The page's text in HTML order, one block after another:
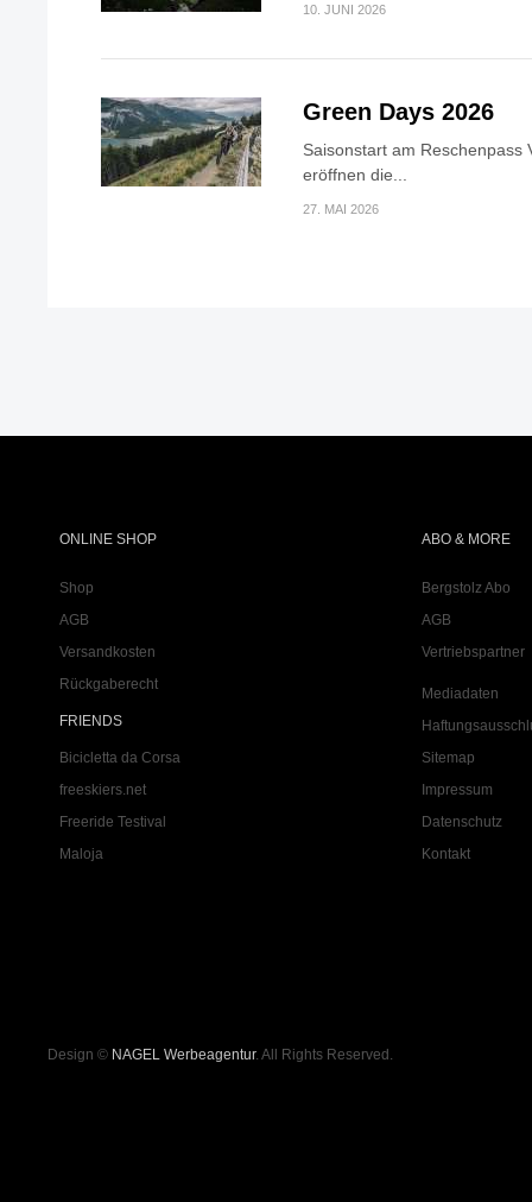
10. JUNI 2026
Green Days 2026
Saisonstart am Reschenpass
eröffnen die...
27. MAI 2026
ONLINE SHOP
Shop
AGB
Versandkosten
Rückgaberecht
FRIENDS
Bicicletta da Corsa
freeskiers.net
Freeride Testival
Maloja
ABO & MORE
Bergstolz Abo
AGB
Vertriebspartner
Mediadaten
Sitemap
Impressum
Datenschutz
Kontakt
Design © NAGEL Werbeagentur. All Rights Reserved.